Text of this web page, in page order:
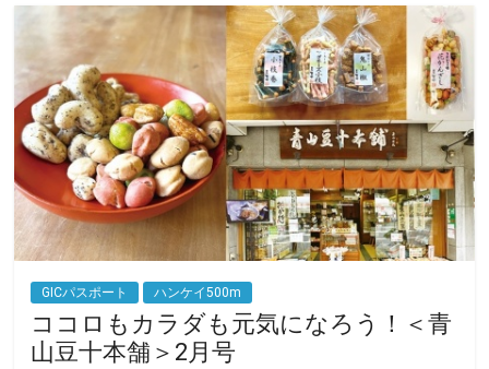
GICパスポート ハンケイ500m
ココロもカラダも元気になろう！＜青
山豆十本舗＞2月号